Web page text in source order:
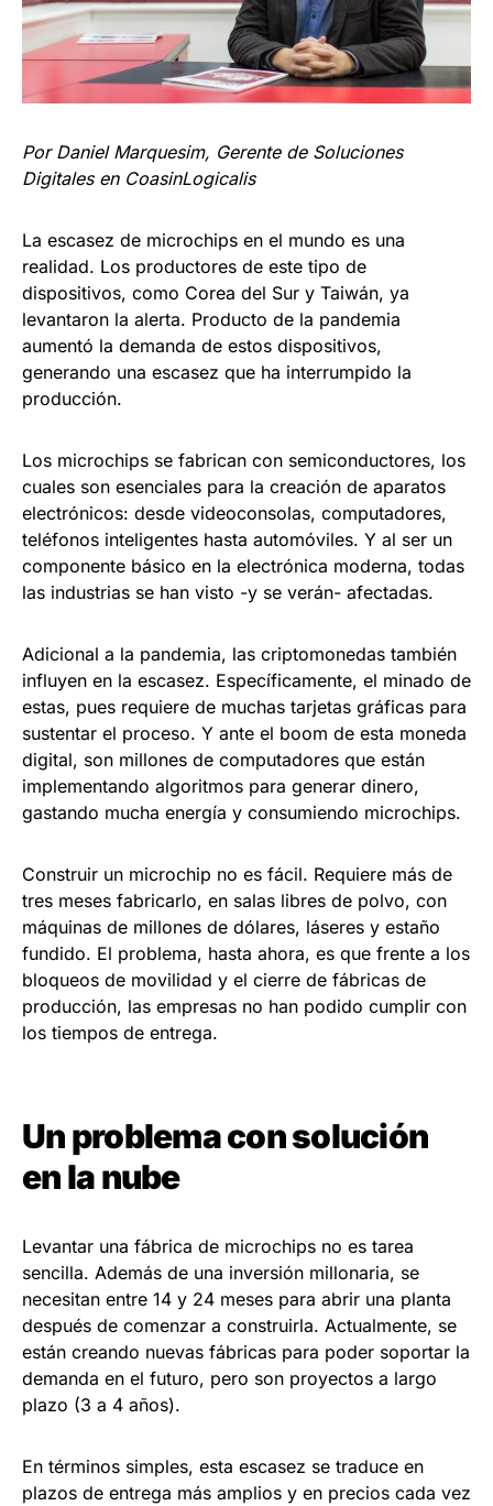
Por Daniel Marquesim, Gerente de Soluciones
Digitales en CoasinLogicalis
La escasez de microchips en el mundo es una
realidad. Los productores de este tipo de
dispositivos, como Corea del Sur y Taiwán, ya
levantaron la alerta. Producto de la pandemia
aumentó la demanda de estos dispositivos,
generando una escasez que ha interrumpido la
producción.
Los microchips se fabrican con semiconductores, los
cuales son esenciales para la creación de aparatos
electrónicos: desde videoconsolas, computadores,
teléfonos inteligentes hasta automóviles. Y al ser un
componente básico en la electrónica moderna, todas
las industrias se han visto -y se verán- afectadas.
Adicional a la pandemia, las criptomonedas también
influyen en la escasez. Específicamente, el minado de
estas, pues requiere de muchas tarjetas gráficas para
sustentar el proceso. Y ante el boom de esta moneda
digital, son millones de computadores que están
implementando algoritmos para generar dinero,
gastando mucha energía y consumiendo microchips.
Construir un microchip no es fácil. Requiere más de
tres meses fabricarlo, en salas libres de polvo, con
máquinas de millones de dólares, láseres y estaño
fundido. El problema, hasta ahora, es que frente a los
bloqueos de movilidad y el cierre de fábricas de
producción, las empresas no han podido cumplir con
los tiempos de entrega.
Un problema con solución
en la nube
Levantar una fábrica de microchips no es tarea
sencilla. Además de una inversión millonaria, se
necesitan entre 14 y 24 meses para abrir una planta
después de comenzar a construirla. Actualmente, se
están creando nuevas fábricas para poder soportar la
demanda en el futuro, pero son proyectos a largo
plazo (3 a 4 años).
En términos simples, esta escasez se traduce en
plazos de entrega más amplios y en precios cada vez